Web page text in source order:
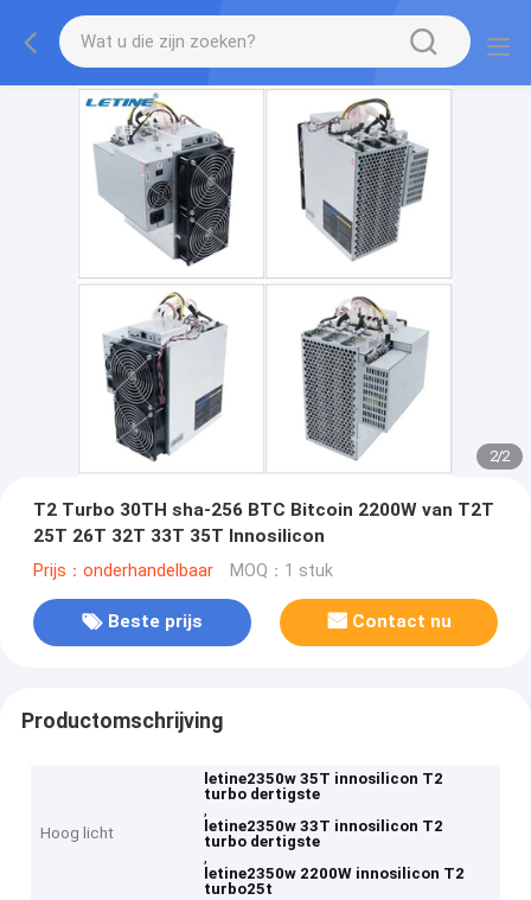
2/2
T2 Turbo 30TH sha-256 BTC Bitcoin 2200W van T2T
25T 26T 32T 33T 35T Innosilicon
Prijs：onderhandelbaar MOQ：1 stuk
Beste prijs Contact nu
Productomschrijving
Hoog licht
letine2350w 35T innosilicon T2
turbo dertigste
,
letine2350w 33T innosilicon T2
turbo dertigste
,
letine2350w 2200W innosilicon T2
turbo25t